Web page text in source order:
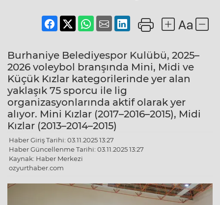
Burhaniye Belediyespor Kulübü, 2025–
2026 voleybol branşında Mini, Midi ve
Küçük Kızlar kategorilerinde yer alan
yaklaşık 75 sporcu ile lig
organizasyonlarında aktif olarak yer
alıyor. Mini Kızlar (2017–2016–2015), Midi
Kızlar (2013–2014–2015)
Haber Giriş Tarihi: 03.11.2025 13:27
Haber Güncellenme Tarihi: 03.11.2025 13:27
Kaynak: Haber Merkezi
ozyurthaber.com